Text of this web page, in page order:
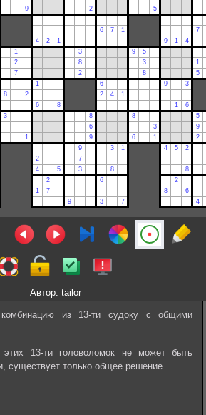
Автор: tailor
комбинацию из 13-ти судоку с общими
13-ти головоломок не может быть
существует только общее решение.